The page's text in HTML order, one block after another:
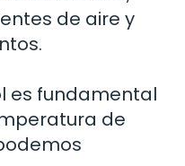
de aire y
es fundamental
de